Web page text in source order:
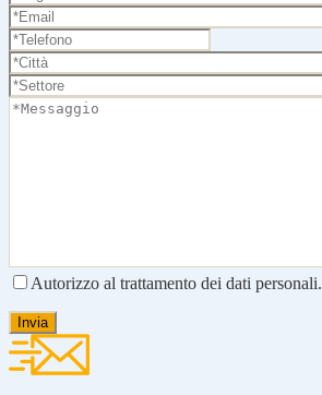
Autorizzo al trattamento dei dati personali.